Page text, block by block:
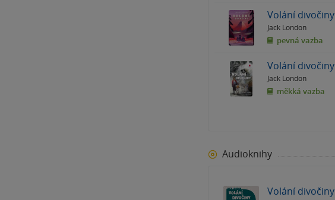
Volání divočiny
Jack London
pevná vazba
Volání divočiny
Jack London
měkká vazba
Audioknihy
Volání divočiny